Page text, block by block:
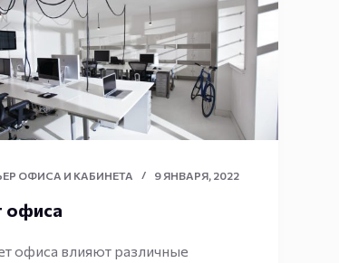
ОФИСА И КАБИНЕТА 9 ЯНВАРЯ, 2022
офиса
офиса влияют различные